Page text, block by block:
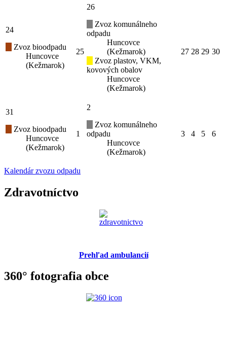
24
Zvoz bioodpadu
Huncovce
(Kežmarok)
25
26
Zvoz komunálneho
odpadu
Huncovce
(Kežmarok)
Zvoz plastov, VKM,
kovových obalov
Huncovce
(Kežmarok)
27 28 29 30
31
Zvoz bioodpadu
Huncovce
(Kežmarok)
1
2
Zvoz komunálneho
odpadu
Huncovce
(Kežmarok)
3 4 5 6
Kalendár zvozu odpadu
Zdravotníctvo
Prehľad ambulancií
360° fotografia obce